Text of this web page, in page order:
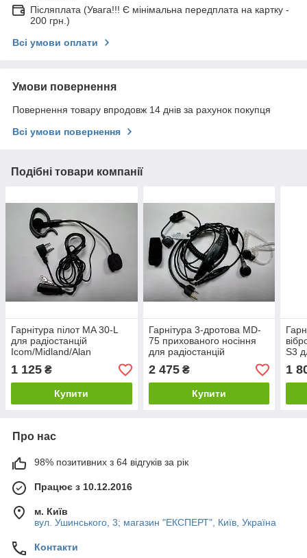
Післяплата (Увага!!! Є мінімальна передплата на картку -
200 грн.)
Всі умови оплати
Умови повернення
Повернення товару впродовж 14 днів за рахунок покупця
Всі умови повернення
Подібні товари компанії
Гарнітура пілот MA 30-L
для радіостанцій
Icom/Midland/Alan
1 125 ₴
Купити
Гарнітура 3-дротова MD-
75 прихованого носіння
для радіостанцій
Icom/Midland/Alan
2 475₴
Купити
S3
1
Про нас
98% позитивних з 64 відгуків за рік
Працює з 10.12.2016
м. Київ
вул. Ушинського, 3; магазин "ЕКСПЕРТ", Київ, Україна
Контакти